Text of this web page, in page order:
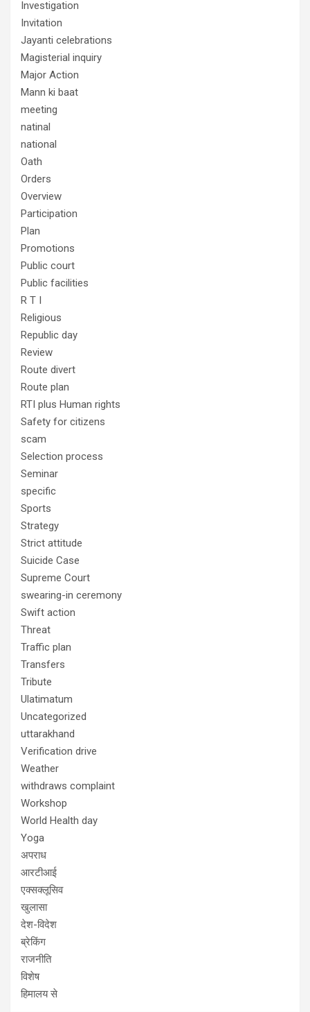
Investigation
Invitation
Jayanti celebrations
Magisterial inquiry
Major Action
Mann ki baat
meeting
natinal
national
Oath
Orders
Overview
Participation
Plan
Promotions
Public court
Public facilities
R T I
Religious
Republic day
Review
Route divert
Route plan
RTI plus Human rights
Safety for citizens
scam
Selection process
Seminar
specific
Sports
Strategy
Strict attitude
Suicide Case
Supreme Court
swearing-in ceremony
Swift action
Threat
Traffic plan
Transfers
Tribute
Ulatimatum
Uncategorized
uttarakhand
Verification drive
Weather
withdraws complaint
Workshop
World Health day
Yoga
अपराध
आरटीआई
एक्सक्लूसिव
खुलासा
देश-विदेश
ब्रेकिंग
राजनीति
विशेष
हिमालय से